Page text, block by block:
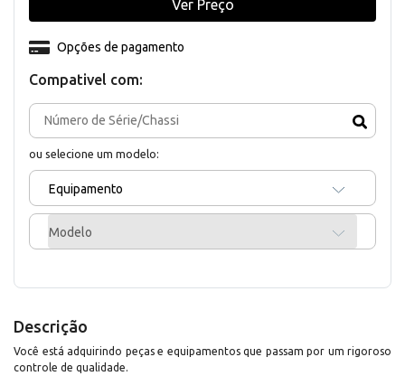
Compativel com:
ou selecione um modelo:
Equipamento
Modelo
Opções de pagamento
Ver Preço
Descrição
Você está adquirindo peças e equipamentos que passam por um rigoroso
controle de qualidade.